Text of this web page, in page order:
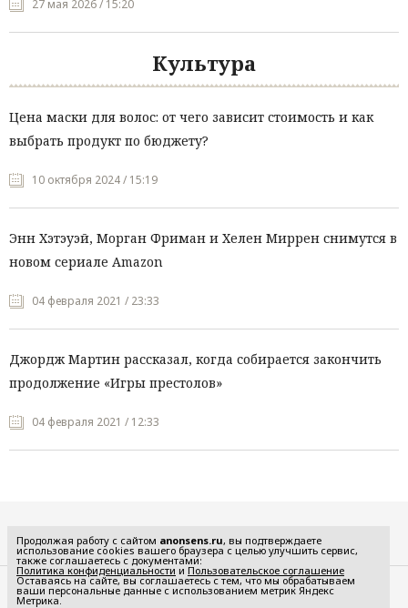
27 мая 2026 / 15:20
Культура
Цена маски для волос: от чего зависит стоимость и как
выбрать продукт по бюджету?
10 октября 2024 / 15:19
Энн Хэтэуэй, Морган Фриман и Хелен Миррен снимутся в
новом сериале Amazon
04 февраля 2021 / 23:33
Джордж Мартин рассказал, когда собирается закончить
продолжение «Игры престолов»
04 февраля 2021 / 12:33
Редакция
Реклама
Продолжая работу с сайтом anonsens.ru, вы подтверждаете
использование cookies вашего браузера с целью улучшить сервис,
также соглашаетесь с документами:
Политика конфиденциальности и Пользовательское соглашение
Оставаясь на сайте, вы соглашаетесь с тем, что мы обрабатываем
ваши персональные данные с использованием метрик Яндекс
Метрика.